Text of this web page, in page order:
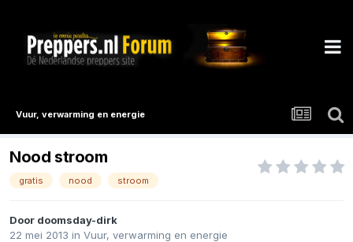
Vuur, verwarming en energie
Nood stroom
gratis nood stroom
Door doomsday-dirk
22 mei 2013 in Vuur, verwarming en energie